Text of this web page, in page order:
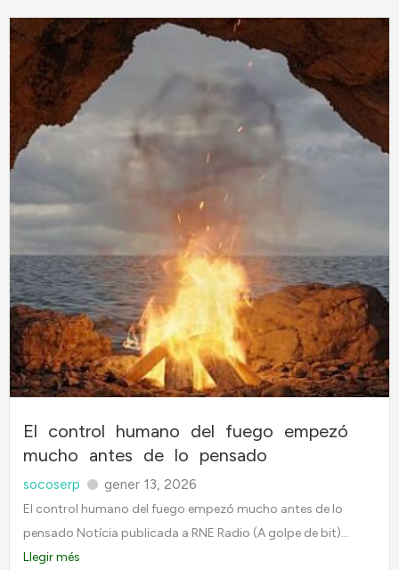
El control humano del fuego empezó
mucho antes de lo pensado
socoserp gener 13, 2026
El control humano del fuego empezó mucho antes de lo
pensado Notícia publicada a RNE Radio (A golpe de bit)...
Llegir més